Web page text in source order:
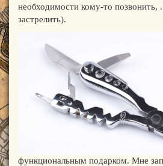
необходимости кому-то позвонить,
застрелить).
функциональным подарком. Мне